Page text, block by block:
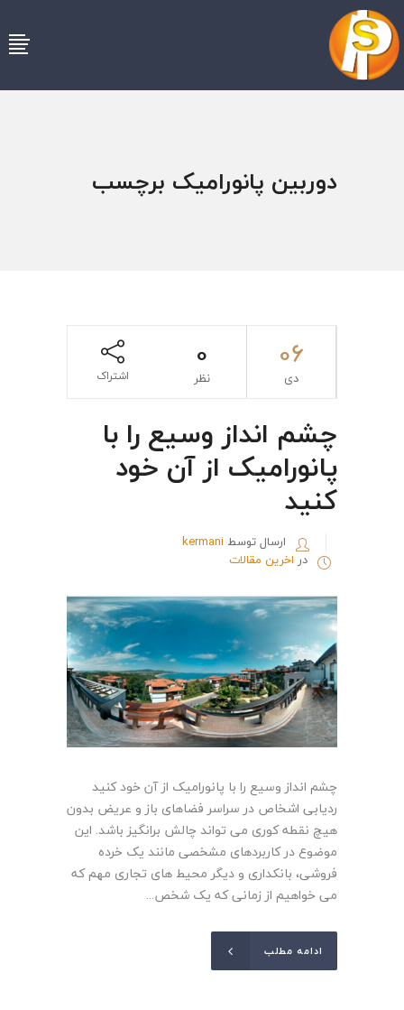
دوربین پانورامیک برچسب
06
دی
0
نظر اشتراک
چشم انداز وسیع را با
پانورامیک از آن خود
کنید
ارسال توسط kermani
در اخرین مقالات
چشم انداز وسیع را با پانورامیک از آن خود کنید
ردیابی اشخاص در سراسر فضاهای باز و عریض بدون
هیچ نقطه کوری می تواند چالش برانگیز باشد. این
موضوع در کاربردهای مشخصی مانند یک خرده
فروشی، بانکداری و دیگر محیط های تجاری مهم که
می خواهیم از زمانی که یک شخص...
ادامه مطلب